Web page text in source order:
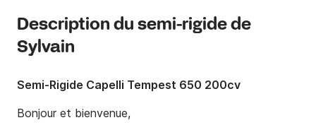
Description du semi-rigide de
Sylvain
Semi-Rigide Capelli Tempest 650 200cv
Bonjour et bienvenue,